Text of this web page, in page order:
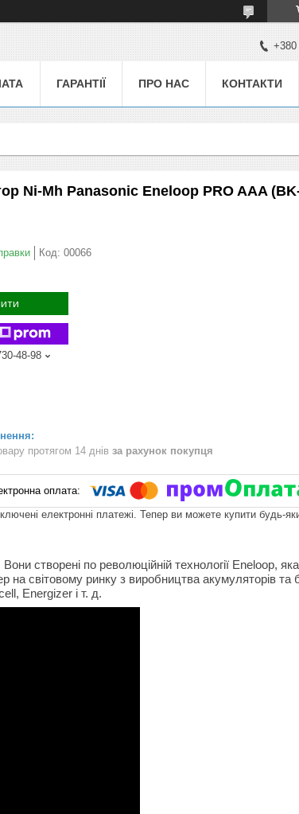
+380
ГАРАНТІЇ ПРО НАС КОНТАКТИ
Ni-Mh Panasonic Eneloop PRO AAA
Код: 00066
48-98
протягом 14 днів за рахунок покупця
електронні платежі. Тепер ви можете купити будь-
створені по революційній технології Eneloop,
світовому ринку з виробництва акумуляторів
Energizer і т. д.